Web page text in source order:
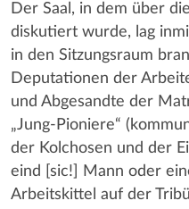
Der Saal, in dem über
diskutiert wurde, lag
in den Sitzungsraum
Deputationen der
und Abgesandte der
„Jung-Pioniere“
der Kolchosen und der
eind [sic!] Mann oder
Arbeitskittel auf der